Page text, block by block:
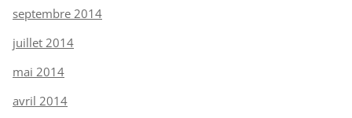
septembre 2014
juillet 2014
mai 2014
avril 2014